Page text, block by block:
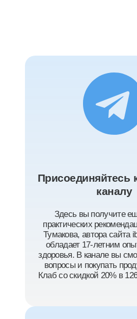
Присоединяйтесь
каналу
Здесь вы получите
практических
Тумакова, автора сайта
обладает 17-летним
здоровья. В канале вы
вопросы и покупать
Клаб со скидкой 20% в